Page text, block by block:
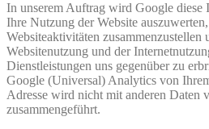
In unserem Auftrag wird Google diese
Ihre Nutzung der Website
Websiteaktivitäten zusammenzustellen
Websitenutzung und der
Dienstleistungen uns gegenüber zu
Google (Universal) Analytics von
Adresse wird nicht mit anderen Daten
zusammengeführt.